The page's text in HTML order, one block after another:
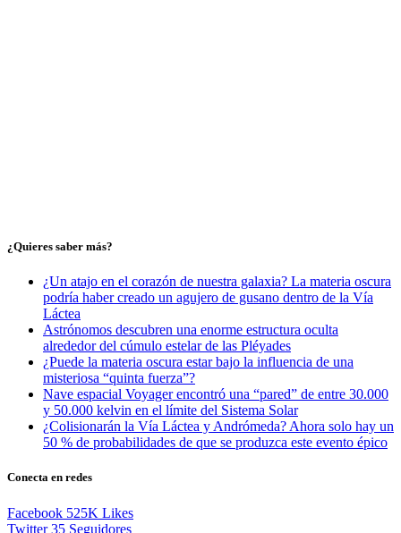
¿Quieres saber más?
¿Un atajo en el corazón de nuestra galaxia? La materia oscura
podría haber creado un agujero de gusano dentro de la Vía
Láctea
Astrónomos descubren una enorme estructura oculta
alrededor del cúmulo estelar de las Pléyades
¿Puede la materia oscura estar bajo la influencia de una
misteriosa “quinta fuerza”?
Nave espacial Voyager encontró una “pared” de entre 30.000
y 50.000 kelvin en el límite del Sistema Solar
¿Colisionarán la Vía Láctea y Andrómeda? Ahora solo hay un
50 % de probabilidades de que se produzca este evento épico
Conecta en redes
Facebook 525K Likes
Twitter 35 Seguidores